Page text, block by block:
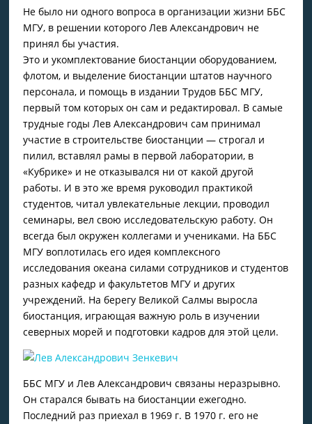
Не было ни одного вопроса в организации жизни ББС
МГУ, в решении которого Лев Александрович не
принял бы участия.
Это и укомплектование биостанции оборудованием,
флотом, и выделение биостанции штатов научного
персонала, и помощь в издании Трудов ББС МГУ,
первый том которых он сам и редактировал. В самые
трудные годы Лев Александрович сам принимал
участие в строительстве биостанции — строгал и
пилил, вставлял рамы в первой лаборатории, в
«Кубрике» и не отказывался ни от какой другой
работы. И в это же время руководил практикой
студентов, читал увлекательные лекции, проводил
семинары, вел свою исследовательскую работу. Он
всегда был окружен коллегами и учениками. На ББС
МГУ воплотилась его идея комплексного
исследования океана силами сотрудников и студентов
разных кафедр и факультетов МГУ и других
учреждений. На берегу Великой Салмы выросла
биостанция, играю­щая важную роль в изучении
северных морей и подготовки кадров для этой цели.
ББС МГУ и Лев Александрович связаны неразрывно.
Он старался бывать на биостанции ежегодно.
Последний раз приехал в 1969 г. В 1970 г. его не